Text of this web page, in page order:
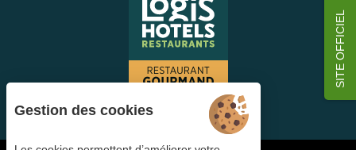
SITE OFFICIEL
Gestion des cookies